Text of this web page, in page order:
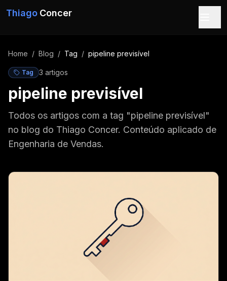
Thiago Concer
Home / Blog / Tag / pipeline previsível
Tag 3 artigos
pipeline previsível
Todos os artigos com a tag "pipeline previsível"
no blog do Thiago Concer. Conteúdo aplicado de
Engenharia de Vendas.